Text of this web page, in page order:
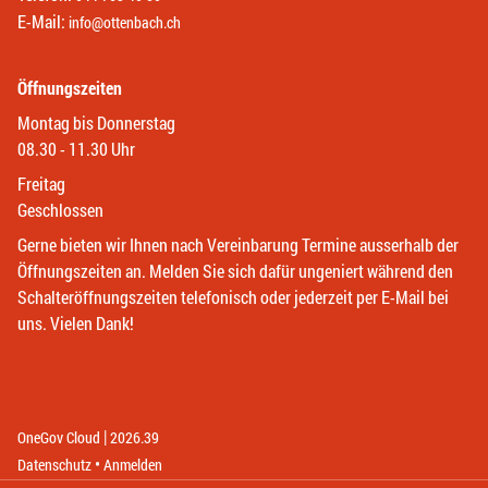
E-Mail: info@ottenbach.ch
Öffnungszeiten
Montag bis Donnerstag
08.30 - 11.30 Uhr
Freitag
Geschlossen
Gerne bieten wir Ihnen nach Vereinbarung Termine ausserhalb der
Öffnungszeiten an. Melden Sie sich dafür ungeniert während den
Schalteröffnungszeiten telefonisch oder jederzeit per E-Mail bei
uns. Vielen Dank!
OneGov Cloud (External Link)
|2026.39
Datenschutz (External Link)
Anmelden